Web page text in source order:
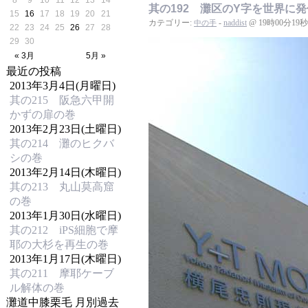
« 3月 5月 »
15
16 17 18 19 20
21
22
23 24 25 26 27
28
29
30
最近の投稿
2013年3月4日(月曜日)
其の215 阪急六甲開
かずの扉の巻
2013年2月23日(土曜日)
其の214 灘のヒクバ
シの巻
2013年2月14日(木曜日)
其の213 丸山莫高窟
の巻
2013年1月30日(水曜日)
其の212 iPS細胞で摩
耶の大杉を再生の巻
2013年1月17日(木曜日)
其の211 摩耶ケーブ
ル解体の巻
灘道中膝栗毛 月別過去
其の192 灘区のY字を世界に発
カテゴリー: 中の手 - naddist @ 19時00分19秒